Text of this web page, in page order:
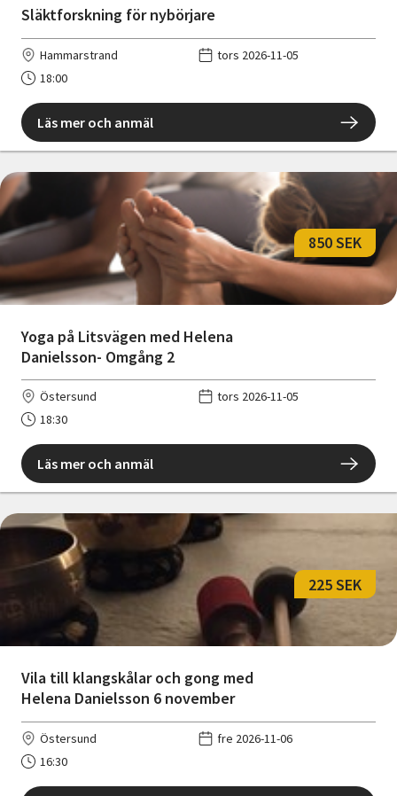
Släktforskning för nybörjare
Hammarstrand
tors 2026-11-05
18:00
Läs mer och anmäl
Yoga på Litsvägen med Helena
Danielsson- Omgång 2
850 SEK
Östersund
tors 2026-11-05
18:30
Läs mer och anmäl
Vila till klangskålar och gong med
Helena Danielsson 6 november
225 SEK
Östersund
fre 2026-11-06
16:30